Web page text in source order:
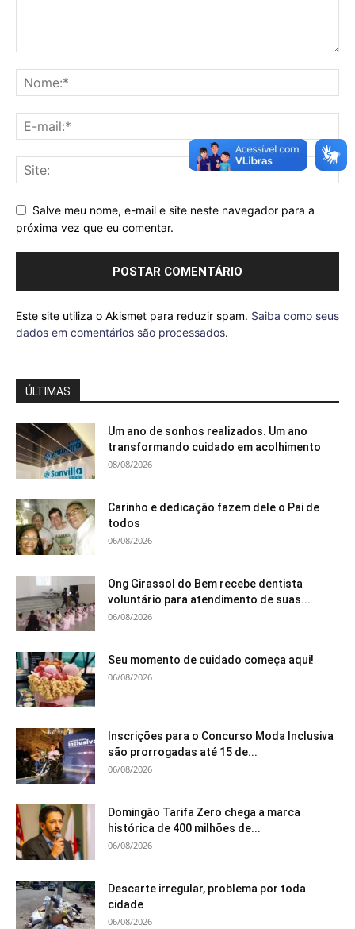
Salve meu nome, e-mail e site neste navegador para a
próxima vez que eu comentar.
Este site utiliza o Akismet para reduzir spam. Saiba como seus
dados em comentários são processados.
ÚLTIMAS
Um ano de sonhos realizados. Um ano
transformando cuidado em acolhimento
08/08/2026
Carinho e dedicação fazem dele o Pai de
todos
06/08/2026
Ong Girassol do Bem recebe dentista
voluntário para atendimento de suas...
06/08/2026
Seu momento de cuidado começa aqui!
06/08/2026
Inscrições para o Concurso Moda Inclusiva
são prorrogadas até 15 de...
06/08/2026
Domingão Tarifa Zero chega a marca
histórica de 400 milhões de...
06/08/2026
Descarte irregular, problema por toda
cidade
06/08/2026